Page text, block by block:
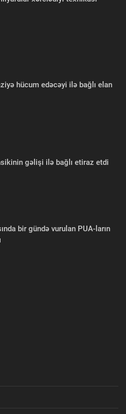
hücum edəcəyi ilə bağlı elan
gəlişi ilə bağlı etiraz etdi
bir gündə vurulan PUA-ların